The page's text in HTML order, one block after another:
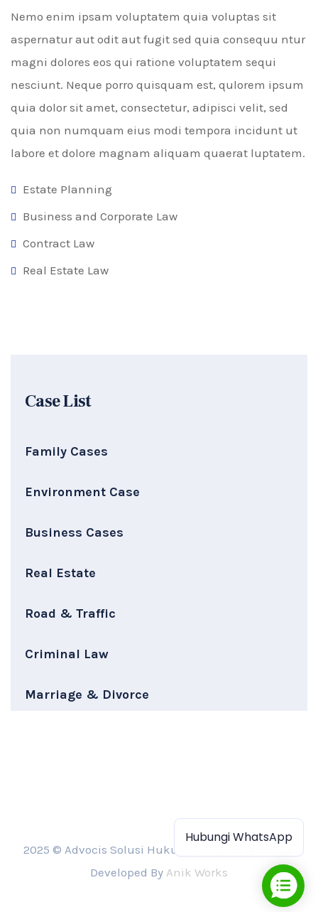
Nemo enim ipsam voluptatem quia voluptas sit
aspernatur aut odit aut fugit sed quia consequu ntur
magni dolores eos qui ratione voluptatem sequi
nesciunt. Neque porro quisquam est, qulorem ipsum
quia dolor sit amet, consectetur, adipisci velit, sed
quia non numquam eius modi tempora incidunt ut
labore et dolore magnam aliquam quaerat luptatem.
Estate Planning
Business and Corporate Law
Contract Law
Real Estate Law
Case List
Family Cases
Environment Case
Business Cases
Real Estate
Road & Traffic
Criminal Law
Marriage & Divorce
2025 © Advocis Solusi Hukum All rights reserved.
Developed By Anik Works
Hubungi WhatsApp